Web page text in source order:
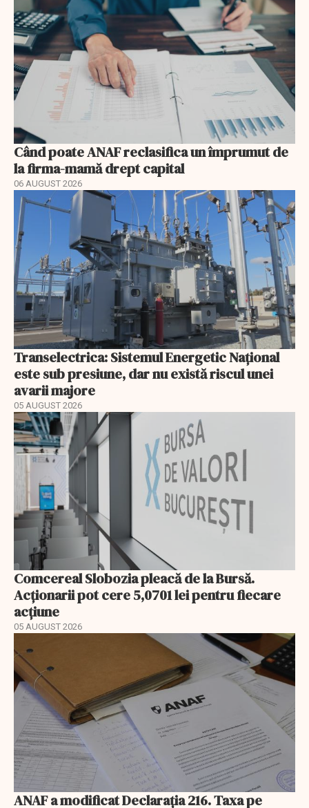
Când poate ANAF reclasifica un împrumut de
la firma-mamă drept capital
06 AUGUST 2026
Transelectrica: Sistemul Energetic Național
este sub presiune, dar nu există riscul unei
avarii majore
05 AUGUST 2026
Comcereal Slobozia pleacă de la Bursă.
Acționarii pot cere 5,0701 lei pentru fiecare
acțiune
05 AUGUST 2026
ANAF a modificat Declarația 216. Taxa pe